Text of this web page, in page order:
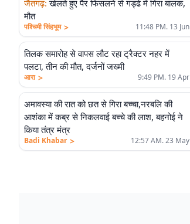
जैंतगढ़: खेलते हुए पैर फिसलने से गड्ढे में गिरा बालक,
मौत
पश्चिमी सिंहभूम > 11:48 PM. 13 Jun
तिलक समारोह से वापस लौट रहा ट्रैक्टर नहर में
पलटा, तीन की मौत, दर्जनों जख्मी
आरा > 9:49 PM. 19 Apr
अमावस्या की रात को छत से गिरा बच्चा,नरबलि की
आशंका में कब्र से निकलवाई बच्चे की लाश, बहनोई ने
किया तंत्र मंत्र
Badi Khabar > 12:57 AM. 23 May